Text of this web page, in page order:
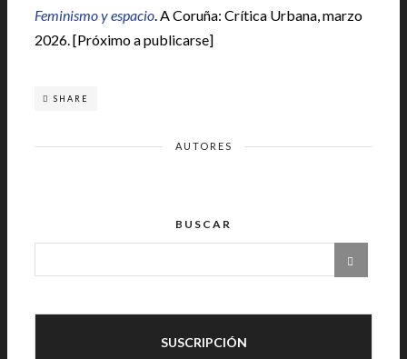
Feminismo y espacio. A Coruña: Crítica Urbana, marzo
2026. [Próximo a publicarse]
SHARE
AUTORES
BUSCAR
SUSCRIPCIÓN